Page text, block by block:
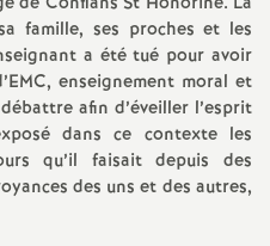
S
e
c
famille, ses proches et les
a été tué pour avoir
enseignement moral et
afin d’éveiller l’esprit
dans ce contexte les
qu’il faisait depuis des
des uns et des autres,